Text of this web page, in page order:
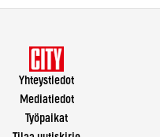
Yhteystiedot
Mediatiedot
Työpaikat